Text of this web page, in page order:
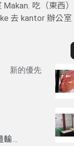
吃（東西
去 kantor 辦公
新的優先
出